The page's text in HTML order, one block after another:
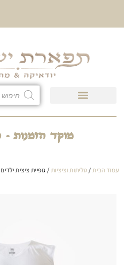
מוקד הזמנות - 04-6044460
עמוד הבית/ טליתות וציציות/ גופיית ציצית ילדים